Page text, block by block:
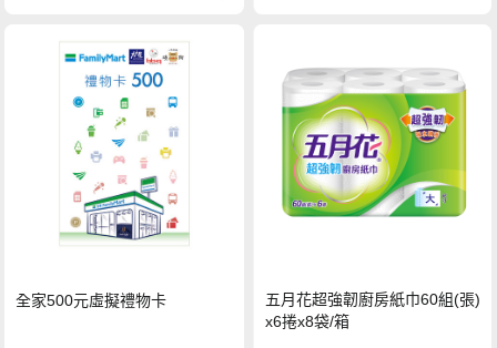
全家500元虛擬禮物卡
五月花超強韌廚房紙巾60組(張)
x6捲x8袋/箱